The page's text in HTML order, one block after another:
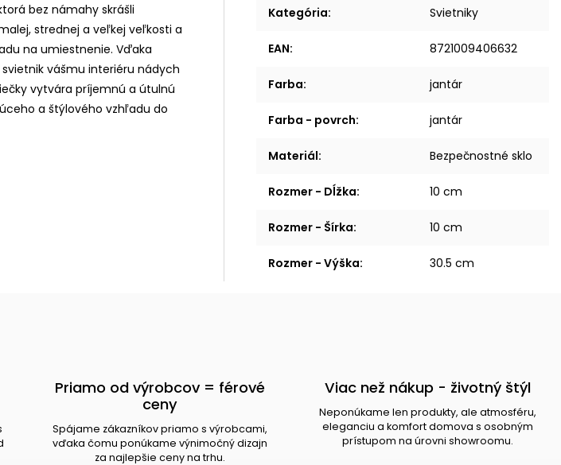
bez námahy skrášli
strednej a veľkej veľkosti a
na umiestnenie. Vďaka
vášmu interiéru nádych
vytvára príjemnú a útulnú
a štýlového vzhľadu do
Kategória: Svietniky
EAN: 8721009406632
Farba: jantár
Farba - povrch: jantár
Materiál: Bezpečnostné sklo
Rozmer - Dĺžka: 10 cm
Rozmer - Šírka: 10 cm
Rozmer - Výška: 30.5 cm
Priamo od výrobcov = férové
ceny
Spájame zákazníkov priamo s výrobcami,
vďaka čomu ponúkame výnimočný dizajn
za najlepšie ceny na trhu.
Viac než nákup - životný štýl
Neponúkame len produkty, ale atmosféru,
eleganciu a komfort domova s osobným
prístupom na úrovni showroomu.